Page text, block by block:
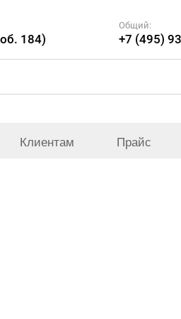
184)
Общий:
+7 (495)
Клиентам Прайс